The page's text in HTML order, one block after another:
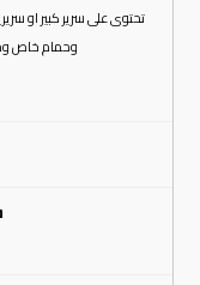
وحمام خاص